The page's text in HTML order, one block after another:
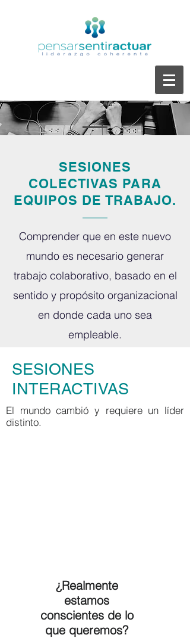
CONOCE
NUESTRAS
CONFERENCIAS
SESIONES
COLECTIVAS PARA
EQUIPOS DE TRABAJO.
Comprender que en este nuevo
mundo es necesario generar
trabajo colaborativo, basado en el
sentido y propósito organizacional
en donde cada uno sea
empleable.
Duración: 1,5 Horas
Material: Presentación a
disposición
SESIONES
INTERACTIVAS
El mundo cambió y requiere un líder
distinto.
¿Realmente
estamos
conscientes de lo
que queremos?